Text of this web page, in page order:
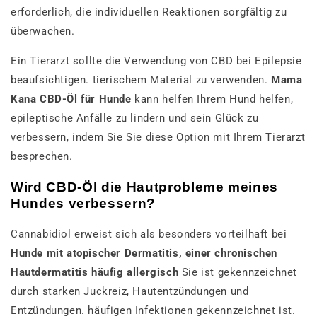
erforderlich, die individuellen Reaktionen sorgfältig zu
überwachen.
Ein Tierarzt sollte die Verwendung von CBD bei Epilepsie
beaufsichtigen. tierischem Material zu verwenden. Mama
Kana CBD-Öl für Hunde kann helfen Ihrem Hund helfen,
epileptische Anfälle zu lindern und sein Glück zu
verbessern, indem Sie Sie diese Option mit Ihrem Tierarzt
besprechen.
Wird CBD-Öl die Hautprobleme meines
Hundes verbessern?
Cannabidiol erweist sich als besonders vorteilhaft bei
Hunde mit atopischer Dermatitis, einer chronischen
Hautdermatitis häufig allergisch Sie ist gekennzeichnet
durch starken Juckreiz, Hautentzündungen und
Entzündungen. häufigen Infektionen gekennzeichnet ist.